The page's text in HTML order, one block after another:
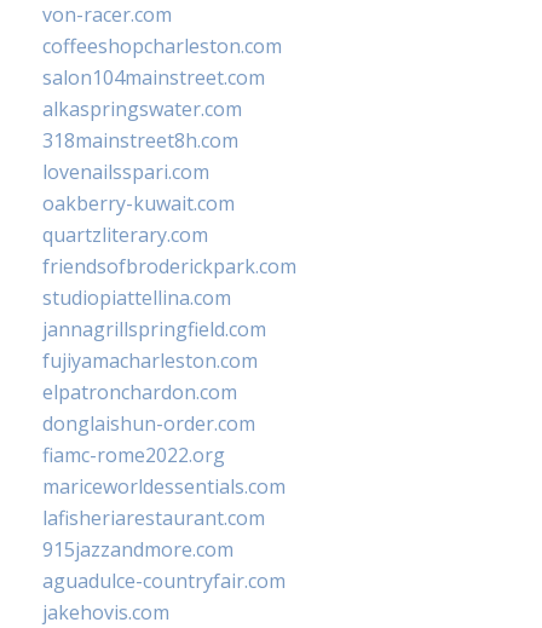
von-racer.com
coffeeshopcharleston.com
salon104mainstreet.com
alkaspringswater.com
318mainstreet8h.com
lovenailsspari.com
oakberry-kuwait.com
quartzliterary.com
friendsofbroderickpark.com
studiopiattellina.com
jannagrillspringfield.com
fujiyamacharleston.com
elpatronchardon.com
donglaishun-order.com
fiamc-rome2022.org
mariceworldessentials.com
lafisheriarestaurant.com
915jazzandmore.com
aguadulce-countryfair.com
jakehovis.com